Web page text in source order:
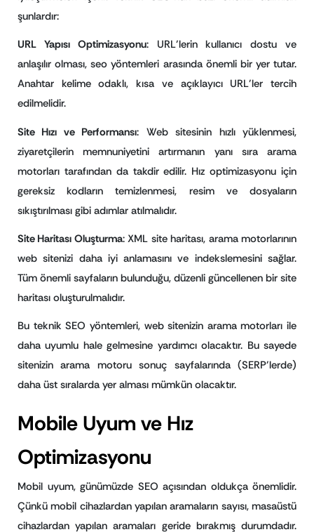
şunlardır:
URL Yapısı Optimizasyonu: URL’lerin kullanıcı dostu ve
anlaşılır olması, seo yöntemleri arasında önemli bir yer tutar.
Anahtar kelime odaklı, kısa ve açıklayıcı URL’ler tercih
edilmelidir.
Site Hızı ve Performansı: Web sitesinin hızlı yüklenmesi,
ziyaretçilerin memnuniyetini artırmanın yanı sıra arama
motorları tarafından da takdir edilir. Hız optimizasyonu için
gereksiz kodların temizlenmesi, resim ve dosyaların
sıkıştırılması gibi adımlar atılmalıdır.
Site Haritası Oluşturma: XML site haritası, arama motorlarının
web sitenizi daha iyi anlamasını ve indekslemesini sağlar.
Tüm önemli sayfaların bulunduğu, düzenli güncellenen bir site
haritası oluşturulmalıdır.
Bu teknik SEO yöntemleri, web sitenizin arama motorları ile
daha uyumlu hale gelmesine yardımcı olacaktır. Bu sayede
sitenizin arama motoru sonuç sayfalarında (SERP’lerde)
daha üst sıralarda yer alması mümkün olacaktır.
Mobile Uyum ve Hız
Optimizasyonu
Mobil uyum, günümüzde SEO açısından oldukça önemlidir.
Çünkü mobil cihazlardan yapılan aramaların sayısı, masaüstü
cihazlardan yapılan aramaları geride bırakmış durumdadır.